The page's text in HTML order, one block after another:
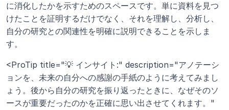
に消化したかを示すためのスペースです。単に資料を見つ
けたことを証明するだけでなく、それを理解し、分析し、
自分の研究との関連性を明確に説明できることを示しま
す。
<ProTip title="💡 インサイト:" description="アノテーシ
ョンを、未来の自分への感謝の手紙のように考えてみまし
ょう。後から自分の研究を振り返ったときに、なぜそのソ
ースが重要だったのかを正確に思い出させてくれます。"